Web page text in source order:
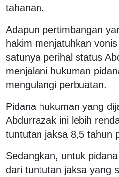
tahanan.
Adapun pertimbangan
hakim menjatuhkan
satunya perihal status
menjalani hukuman
mengulangi perbuatan.
Pidana hukuman yang
Abdurrazak ini lebih
tuntutan jaksa 8,5 tahun
Sedangkan, untuk
dari tuntutan jaksa yang